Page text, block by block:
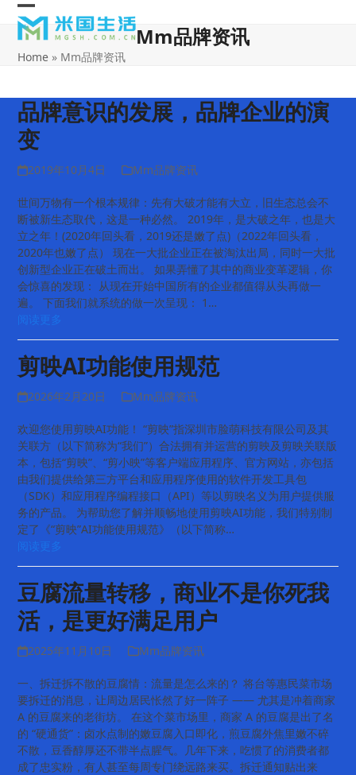
Skip
content
Open
mobile
Close
mobile
Mm品牌资讯
Home » Mm品牌资讯
品牌意识的发展，品牌企业的演
变
2019年10月4日 Mm品牌资讯
世间万物有一个根本规律：先有大破才能有大立，旧生态总会不
断被新生态取代，这是一种必然。 2019年，是大破之年，也是大
立之年！(2020年回头看，2019还是嫩了点)（2022年回头看，
2020年也嫩了点） 现在一大批企业正在被淘汰出局，同时一大批
创新型企业正在破土而出。 如果弄懂了其中的商业变革逻辑，你
会惊喜的发现： 从现在开始中国所有的企业都值得从头再做一
遍。 下面我们就系统的做一次呈现： 1…
阅读更多
剪映AI功能使用规范
2026年2月20日 Mm品牌资讯
欢迎您使用剪映AI功能！ “剪映”指深圳市脸萌科技有限公司及其
关联方（以下简称为“我们”）合法拥有并运营的剪映及剪映关联版
本，包括“剪映”、“剪小映”等客户端应用程序、官方网站，亦包括
由我们提供给第三方平台和应用程序使用的软件开发工具包
（SDK）和应用程序编程接口（API）等以剪映名义为用户提供服
务的产品。 为帮助您了解并顺畅地使用剪映AI功能，我们特别制
定了《“剪映”AI功能使用规范》（以下简称…
阅读更多
豆腐流量转移，商业不是你死我
活，是更好满足用户
2025年11月10日 Mm品牌资讯
一、拆迁拆不散的豆腐情：流量是怎么来的？ 将台等惠民菜市场
要拆迁的消息，让周边居民怅然了好一阵子 —— 尤其是冲着商家
A 的豆腐来的老街坊。 在这个菜市场里，商家 A 的豆腐是出了名
的 “硬通货”：卤水点制的嫩豆腐入口即化，煎豆腐外焦里嫩不碎
不散，豆香醇厚还不带半点腥气。几年下来，吃惯了的消费者都
成了忠实粉，有人甚至每周专门绕远路来买。拆迁通知贴出来